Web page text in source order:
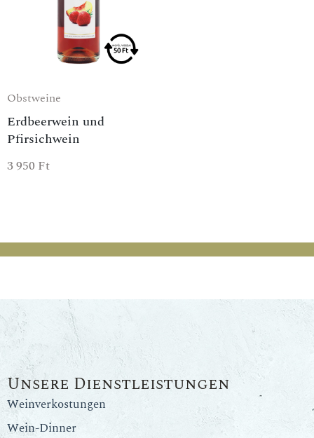
Obstweine
Erdbeerwein und
Pfirsichwein
3 950 Ft
Unsere Dienstleistungen
Weinverkostungen
Wein-Dinner